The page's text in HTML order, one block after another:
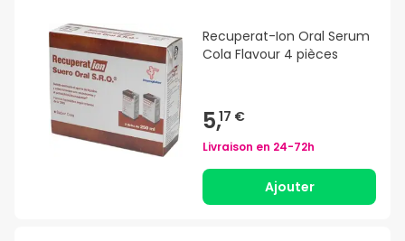
Recuperat-Ion Oral Serum
Cola Flavour 4 pièces
5,17 €
Livraison en 24-72h
Ajouter